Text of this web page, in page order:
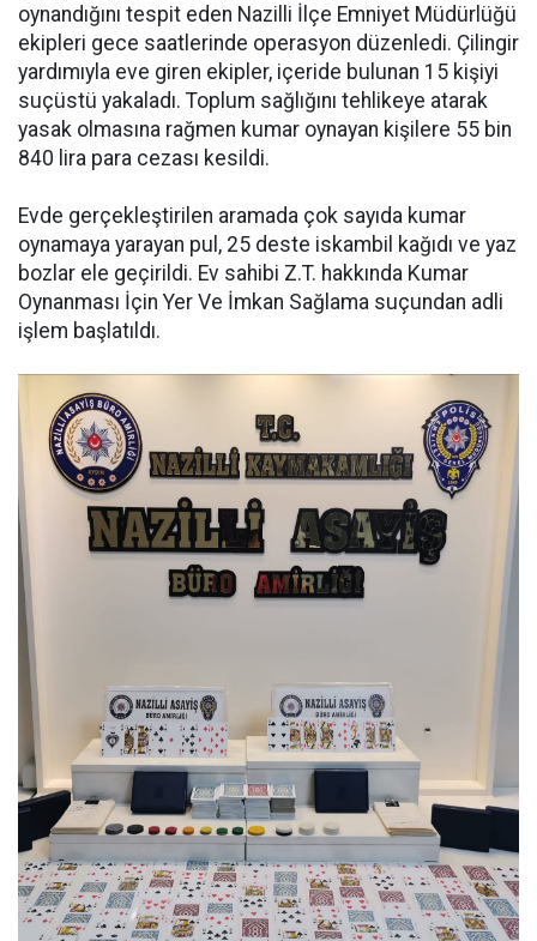
oynandığını tespit eden Nazilli İlçe Emniyet Müdürlüğü
ekipleri gece saatlerinde operasyon düzenledi. Çilingir
yardımıyla eve giren ekipler, içeride bulunan 15 kişiyi
suçüstü yakaladı. Toplum sağlığını tehlikeye atarak
yasak olmasına rağmen kumar oynayan kişilere 55 bin
840 lira para cezası kesildi.
Evde gerçekleştirilen aramada çok sayıda kumar
oynamaya yarayan pul, 25 deste iskambil kağıdı ve yaz
bozlar ele geçirildi. Ev sahibi Z.T. hakkında Kumar
Oynanması İçin Yer Ve İmkan Sağlama suçundan adli
işlem başlatıldı.